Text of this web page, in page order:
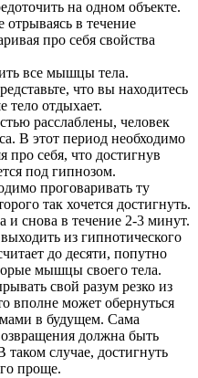
на одном объекте.
в течение
про себя свойства
все мышцы тела.
что вы находитесь
тело отдыхает.
расслаблены, человек
В этот период необходимо
про себя, что достигнув
под гипнозом.
проговаривать ту
так хочется достигнуть.
и снова в течение 2-3 минут.
из гипнотического
до десяти, попутно
мышцы своего тела.
свой разум резко из
вполне может обернуться
в будущем. Сама
должна быть
случае, достигнуть
проще.